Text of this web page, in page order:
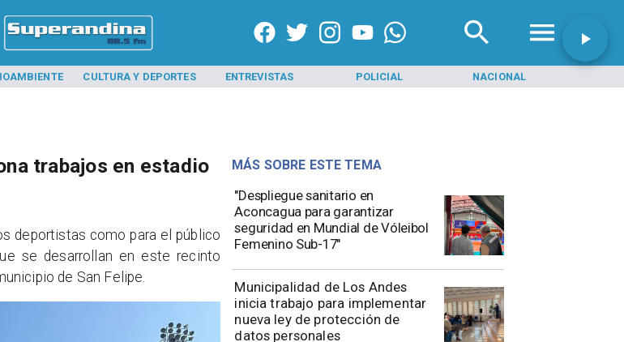
CULTURA Y DEPORTES ENTREVISTAS POLICIAL NACIONAL
"Despliegue sanitario en
Aconcagua para garantizar
seguridad en Mundial de Vóleibol
Femenino Sub-17"
Municipalidad de Los Andes
inicia trabajo para implementar
nueva ley de protección de
datos personales
MÁS SOBRE ESTE TEMA
trabajos en estadio
deportistas como para el público
se desarrollan en este recinto
de San Felipe.